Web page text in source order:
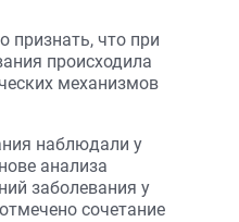
признать, что при
происходила
механизмов
наблюдали у
анализа
заболевания у
сочетание